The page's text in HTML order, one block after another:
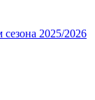
2025/2026